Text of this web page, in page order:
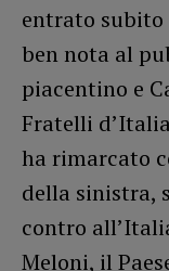
entrato subito
ben nota al
piacentino e
Fratelli
ha rimarcato
della sinistra,
contro
Meloni, il